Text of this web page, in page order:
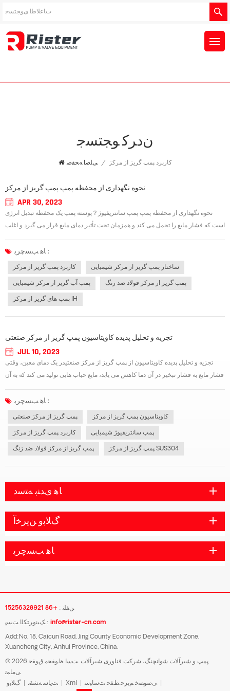
ﻥﺩﺮﮐ ﻮﺠﺘﺴﺟ
ﯽﻠﺻﺍ ﻪﺤﻔﺻ / کاربرد پمپ گریز از مرکز
نحوه نگهداری از محفظه پمپ پمپ گریز از مرکز
APR 30, 2023
نحوه نگهداری از محفظه پمپ پمپ سانتریفیوژ？پوسته پمپ یک محفظه تبدیل انرژی
است که فشار مایع را تحمل می کند و همزمان تحت تأثیر دمای مایع قرار می گیرد و اغلب
ﺎﻫ ﺐﺴﭼﺮﺑ :
کاربرد پمپ گریز از مرکز ساختار پمپ گریز از مرکز شیمیایی
پمپ آب گریز از مرکز شیمیایی پمپ گریز از مرکز فولاد ضد زنگ
پمپ های گریز از مرکز IH
تجزیه و تحلیل پدیده کاویتاسیون پمپ گریز از مرکز صنعتی
JUL 10, 2023
تجزیه و تحلیل پدیده کاویتاسیون از پمپ گریز از مرکز صنعتیدر یک دمای معین، وقتی
فشار مایع به فشار تبخیر در آن دما کاهش می یابد، مایع حباب هایی تولید می کند که به آن
ﺎﻫ ﺐﺴﭼﺮﺑ :
پمپ گریز از مرکز صنعتی کاویتاسیون پمپ گریز از مرکز
کاربرد پمپ گریز از مرکز پمپ سانتریفیوژ شیمیایی
پمپ گریز از مرکز فولاد ضد زنگ پمپ گریز از مرکز SUS304
ﺎﻫ ﯼﺪﻨﺑ ﻪﺘﺳﺩ
ﮒﻼ ﺑﻭ ﻦﯾﺮﺧﺁ
ﺎﻫ ﺐﺴﭼﺮﺑ
ﻦﻔﻠﺗ : +86 15256328921
ﮏﯿﻧﻭﺮﺘﮑﻟﺍ ﺖﺴﭘ : info@rister-cn.com
Add:No. 18, Caicun Road, Jing County Economic Development Zone,
Xuancheng City, Anhui Province, China.
© 2026 پمپ و شیرآلات شوانچنگ، شرکت فناوری شیرآلات .ﺖﺳﺍ ﻅﻮﻔﺤﻣ ﻕﻮﻘﺣ
ﯽﻣﺎﻤﺗ
ﮒﻼ ﺑﻭ
ﺖﯾﺎﺳ ﻪﺸﻘﻧ Xml ﯽﺻﻮﺼﺧ ﻢﯾﺮﺣ ﻆﻔﺣ ﺖﺳﺎﯿﺳ